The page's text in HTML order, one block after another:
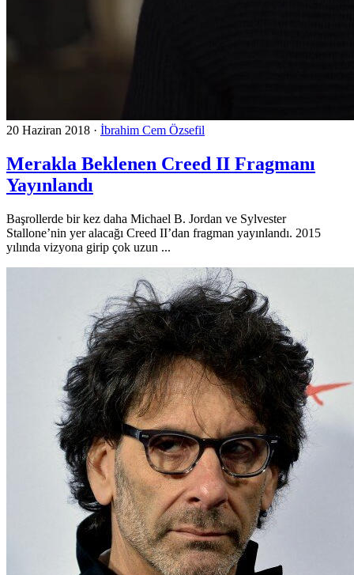
20 Haziran 2018 · İbrahim Cem Özsefil
Merakla Beklenen Creed II Fragmanı
Yayınlandı
Başrollerde bir kez daha Michael B. Jordan ve Sylvester
Stallone’nin yer alacağı Creed II’dan fragman yayınlandı. 2015
yılında vizyona girip çok uzun ...